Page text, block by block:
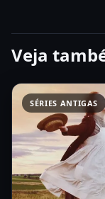
Veja
SÉRIES ANTIGAS